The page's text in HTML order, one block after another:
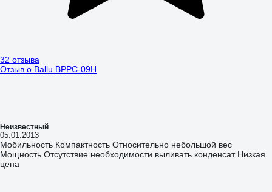
32 отзыва
Отзыв о Ballu BPPC-09H
Неизвестный
05.01.2013
Мобильность Компактность Относительно небольшой вес
Мощность Отсутствие необходимости выливать конденсат Низкая
цена